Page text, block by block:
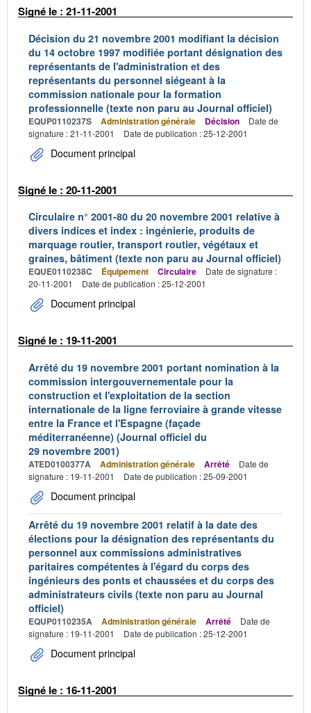
Signé le : 21-11-2001
Décision du 21 novembre 2001 modifiant la décision
du 14 octobre 1997 modifiée portant désignation des
représentants de l'administration et des
représentants du personnel siégeant à la
commission nationale pour la formation
professionnelle (texte non paru au Journal officiel)
EQUP0110237S Administration générale Décision
Date de
signature : 21-11-2001
Date de publication : 25-12-2001
Document principal
Signé le : 20-11-2001
Circulaire n° 2001-80 du 20 novembre 2001 relative à
divers indices et index : ingénierie, produits de
marquage routier, transport routier, végétaux et
graines, bâtiment (texte non paru au Journal officiel)
EQUE0110238C Équipement Circulaire
Date de signature :
20-11-2001
Date de publication : 25-12-2001
Document principal
Signé le : 19-11-2001
Arrêté du 19 novembre 2001 portant nomination à la
commission intergouvernementale pour la
construction et l'exploitation de la section
internationale de la ligne ferroviaire à grande vitesse
entre la France et l'Espagne (façade
méditerranéenne) (Journal officiel du
29 novembre 2001)
ATED0100377A Administration générale Arrêté
Date de
signature : 19-11-2001
Date de publication : 25-09-2001
Document principal
Arrêté du 19 novembre 2001 relatif à la date des
élections pour la désignation des représentants du
personnel aux commissions administratives
paritaires compétentes à l'égard du corps des
ingénieurs des ponts et chaussées et du corps des
administrateurs civils (texte non paru au Journal
officiel)
EQUP0110235A Administration générale Arrêté
Date de
signature : 19-11-2001
Date de publication : 25-12-2001
Document principal
Signé le : 16-11-2001